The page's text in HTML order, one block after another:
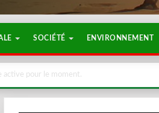
SOCIÉTÉ ENVIRONNEMENT
active pour le moment.